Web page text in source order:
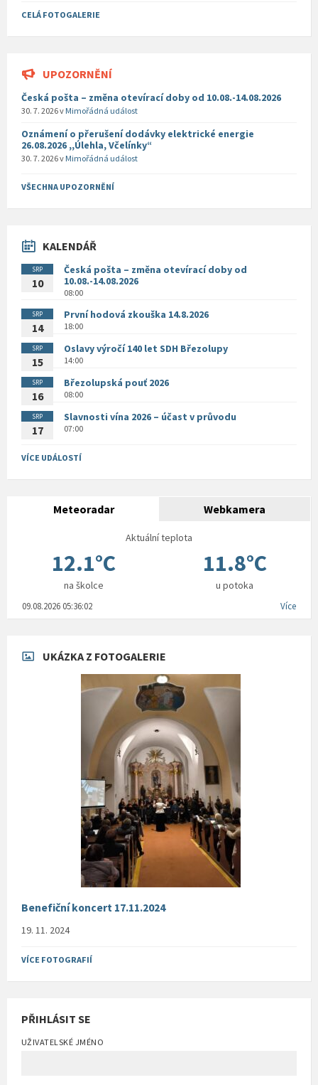
CELÁ FOTOGALERIE
UPOZORNĚNÍ
Česká pošta – změna otevírací doby od 10.08.-14.08.2026
30. 7. 2026v Mimořádná událost
Oznámení o přerušení dodávky elektrické energie
26.08.2026 ,,Úlehla, Včelínky“
30. 7. 2026v Mimořádná událost
VŠECHNA UPOZORNĚNÍ
KALENDÁŘ
SRP
10
Česká pošta – změna otevírací doby od
10.08.-14.08.2026
08:00
SRP
14
První hodová zkouška 14.8.2026
18:00
SRP
15
Oslavy výročí 140 let SDH Březolupy
14:00
SRP
16
Březolupská pouť 2026
08:00
SRP
17
Slavnosti vína 2026 – účast v průvodu
07:00
VÍCE UDÁLOSTÍ
Meteoradar Webkamera
Aktuální teplota
12.1°C 11.8°C
na školce u potoka
09.08.2026 05:36:02 Více
UKÁZKA Z FOTOGALERIE
Benefiční koncert 17.11.2024
19. 11. 2024
VÍCE FOTOGRAFIÍ
PŘIHLÁSIT SE
UŽIVATELSKÉ JMÉNO